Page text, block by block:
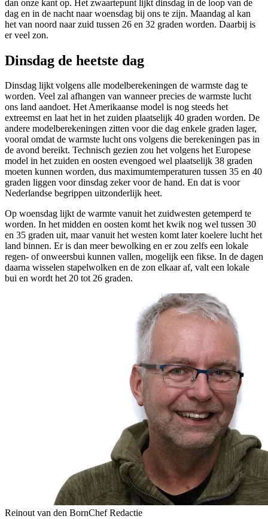
dan onze kant op. Het zwaartepunt lijkt dinsdag in de loop van de
dag en in de nacht naar woensdag bij ons te zijn. Maandag al kan
het van noord naar zuid tussen 26 en 32 graden worden. Daarbij is
er veel zon.
Dinsdag de heetste dag
Dinsdag lijkt volgens alle modelberekeningen de warmste dag te
worden. Veel zal afhangen van wanneer precies de warmste lucht
ons land aandoet. Het Amerikaanse model is nog steeds het
extreemst en laat het in het zuiden plaatselijk 40 graden worden. De
andere modelberekeningen zitten voor die dag enkele graden lager,
vooral omdat de warmste lucht ons volgens die berekeningen pas in
de avond bereikt. Technisch gezien zou het volgens het Europese
model in het zuiden en oosten evengoed wel plaatselijk 38 graden
moeten kunnen worden, dus maximumtemperaturen tussen 35 en 40
graden liggen voor dinsdag zeker voor de hand. En dat is voor
Nederlandse begrippen uitzonderlijk heet.
Op woensdag lijkt de warmte vanuit het zuidwesten getemperd te
worden. In het midden en oosten komt het kwik nog wel tussen 30
en 35 graden uit, maar vanuit het westen komt later koelere lucht het
land binnen. Er is dan meer bewolking en er zou zelfs een lokale
regen- of onweersbui kunnen vallen, mogelijk een fikse. In de dagen
daarna wisselen stapelwolken en de zon elkaar af, valt een lokale
bui en wordt het 20 tot 26 graden.
Reinout van den BornChef Redactie